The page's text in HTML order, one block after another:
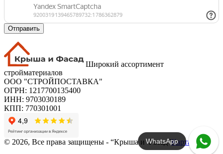
Отправить
Широкий ассортимент
стройматериалов
ООО "СТРОЙПОСТАВКА"
ОГРН: 1217700135400
ИНН: 9703030189
КПП: 770301001
© 2026, Все права защищены - “Крыша и Фасад”Карта сайта
WhatsApp